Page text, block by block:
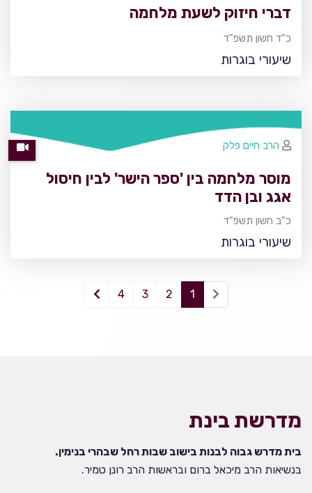
דברי חיזוק לשעת מלחמה
כ"ד חשון תשפ"ד
שיעורי בוגרות
מוסר מלחמה בין 'ספר הישר' לבין חיסול
אגג ובן הדד
כ"ב חשון תשפ"ד
שיעורי בוגרות
הרב חיים פלק
1
2
3
4
מדרשת בינת
בית מדרש גבוה לבנות בישוב שבות רחל שבהרי בנימין.
בנשיאות הרב מיכאל ברום ובראשות הרב רונן טמיר.